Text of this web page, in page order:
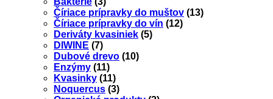
Číriace prípravky do muštov (13)
Číriace prípravky do vín (12)
Deriváty kvasiniek (5)
DIWINE (7)
Dubové drevo (10)
Enzýmy (11)
Kvasinky (11)
Noquercus (3)